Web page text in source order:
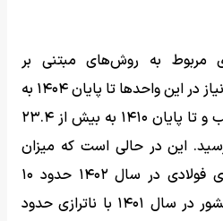
به روش‌های مبتنی بر
زغال‌سنگ، مصرف گاز مورد نیاز در این واحدها تا پایان ۱۴۰۴ به
حدود ۱۵.۶ میلیارد مترمکعب و تا پایان ۱۴۱۰ به بیش از ۲۳.۴
این در حالی است که میزان
مصرف گاز طبیعی واحدهای فولادی در سال ۱۴۰۲ حدود ۱۰
میلیارد مترمکعب بوده و کشور در سال ۱۴۰۱ با ناترازی حدود